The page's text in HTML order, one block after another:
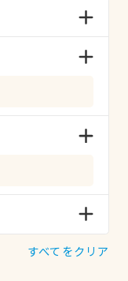
すべてをクリア